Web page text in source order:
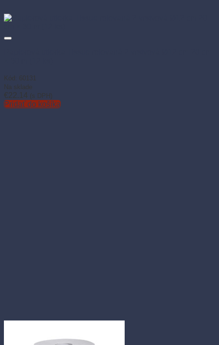
Kód: 60131
Na sklade
€22.14 (s DPH)
Pridať do košíka